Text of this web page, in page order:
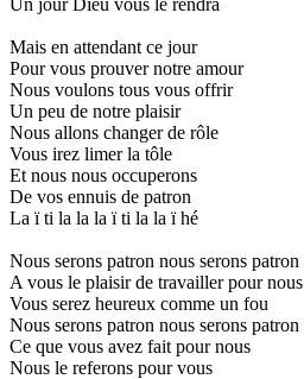
Mais en attendant ce jour
Pour vous prouver notre amour
Nous voulons tous vous offrir
Un peu de notre plaisir
Nous allons changer de rôle
Vous irez limer la tôle
Et nous nous occuperons
De vos ennuis de patron
La ï ti la la la ï ti la la ï hé
Nous serons patron nous serons patron
A vous le plaisir de travailler pour nous
Vous serez heureux comme un fou
Nous serons patron nous serons patron
Ce que vous avez fait pour nous
Nous le referons pour vous